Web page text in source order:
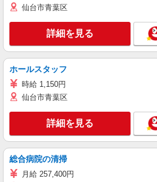
仙台市青葉区
詳細を見る
ホールスタッフ
時給 1,150円
仙台市青葉区
詳細を見る
総合病院の清掃
月給 257,400円